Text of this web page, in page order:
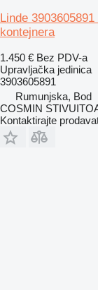
Linde
kontejnera
1.450 € Bez PDV-a
Upravljačka jedinica
3903605891
Rumunjska, Bod
COSMIN
Kontaktirajte